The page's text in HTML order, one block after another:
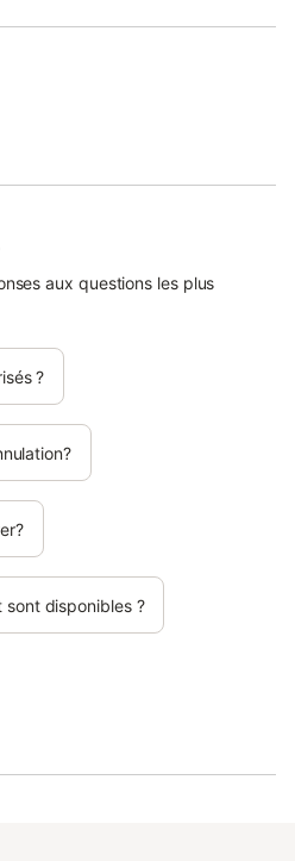
aux questions les plus
?
sont disponibles ?